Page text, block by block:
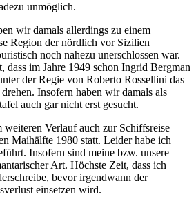
unmöglich.
wir damals allerdings zu einem
Region der nördlich vor Sizilien
noch nahezu unerschlossen war.
dass im Jahre 1949 schon Ingrid Bergman
der Regie von Roberto Rossellini das
Insofern haben wir damals als
auch gar nicht erst gesucht.
weiteren Verlauf auch zur Schiffsreise
Maihälfte 1980 statt. Leider habe ich
Insofern sind meine bzw. unsere
Art. Höchste Zeit, dass ich
bevor irgendwann der
einsetzen wird.